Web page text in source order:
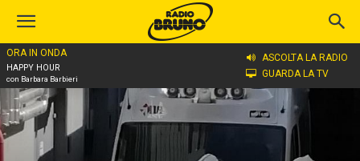
ORA IN ONDA
HAPPY HOUR
con Barbara Barbieri
ASCOLTA LA RADIO
GUARDA LA TV
Home